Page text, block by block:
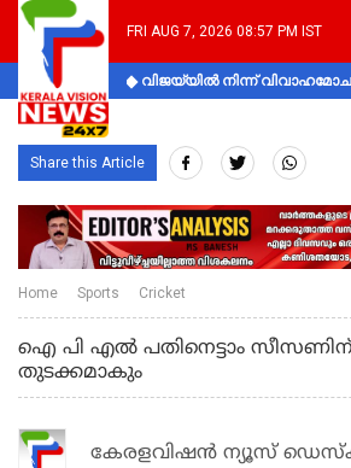
FRI AUG 7, 2026 08:57 PM IST
വിജയ്‌യിൽ നിന്ന്
Share this Article
Home Sports Cricket
ഐ പി എല്‍ പതിനെട്ടാം
തുടക്കമാകും
കേരളവിഷൻ ന്യൂസ്